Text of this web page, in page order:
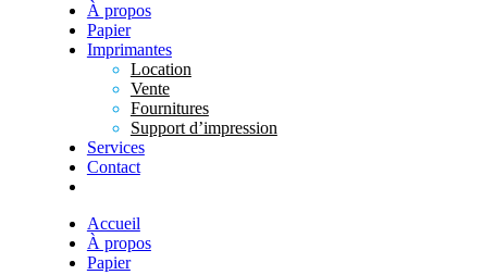
À propos
Papier
Imprimantes
Location
Vente
Fournitures
Support d’impression
Services
Contact
Accueil
À propos
Papier